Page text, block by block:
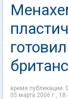
время публикации:
05 марта 2006 г.,